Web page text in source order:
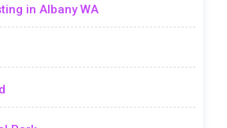
in Albany WA